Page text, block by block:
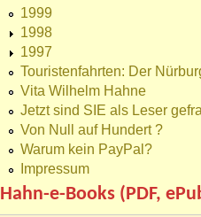
1999
1998
1997
Touristenfahrten: Der
Vita Wilhelm Hahne
Jetzt sind SIE als Leser
Von Null auf Hundert ?
Warum kein PayPal?
Impressum
Hahn-e-Books (PDF,